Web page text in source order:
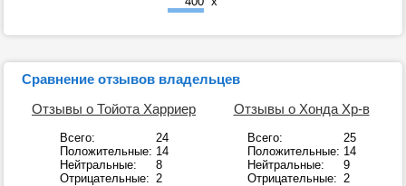
Сравнение отзывов владельцев
Отзывы о Тойота Харриер
Всего:
24
Положительные: 14
Нейтральные:
8
Отрицательные: 2
Отзывы о Хонда Хр-в
Всего:
25
Положительные: 14
Нейтральные:
9
Отрицательные: 2